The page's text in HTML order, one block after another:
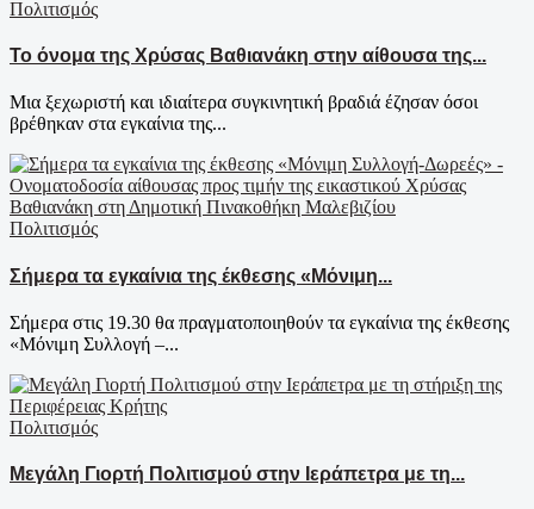
Πολιτισμός
Το όνομα της Χρύσας Βαθιανάκη στην αίθουσα της...
Μια ξεχωριστή και ιδιαίτερα συγκινητική βραδιά έζησαν όσοι
βρέθηκαν στα εγκαίνια της...
Πολιτισμός
Σήμερα τα εγκαίνια της έκθεσης «Μόνιμη...
Σήμερα στις 19.30 θα πραγματοποιηθούν τα εγκαίνια της έκθεσης
«Μόνιμη Συλλογή –...
Πολιτισμός
Μεγάλη Γιορτή Πολιτισμού στην Ιεράπετρα με τη...